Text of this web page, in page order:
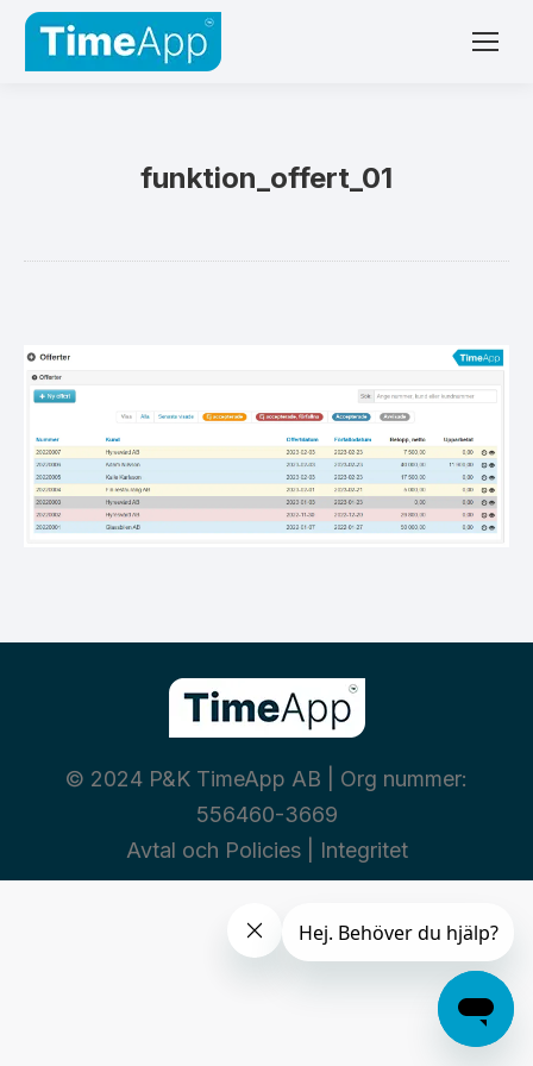
funktion_offert_01
© 2024 P&K TimeApp AB | Org nummer:
556460-3669
Avtal och Policies| Integritet